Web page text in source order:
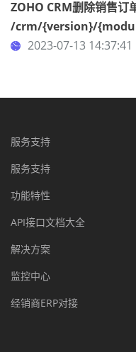
ZOHO CRM删除销售订
/crm/{version}/
2023-07-13 14:37:41
服务支持
服务支持
功能特性
API接口文档大全
解决方案
监控中心
经销商ERP对接